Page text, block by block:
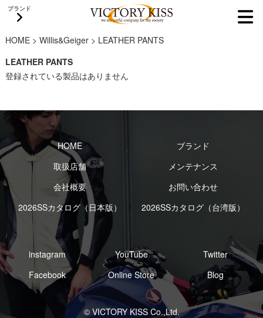
ブランド
HOME> Willis&Geiger> LEATHER PANTS
LEATHER PANTS
登録されている製品はありません
HOME
ブランド
取扱店舗
メンテナンス
会社概要
お問い合わせ
2026SSカタログ（日本版）
2026SSカタログ（台湾版）
instagram YouTube
Twitter
Facebook
Online Store Blog
© VICTORY KISS Co.,Ltd.